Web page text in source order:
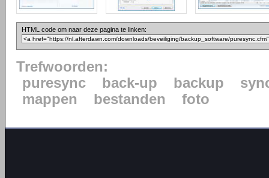
HTML code om naar deze pagina te linken:
Trefwoorden:
puresync
back-up backup
mappen
bestanden foto